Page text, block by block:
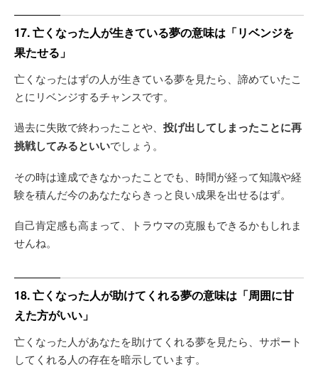
17. 亡くなった人が生きている夢の意味は「リベンジを
果たせる」
亡くなったはずの人が生きている夢を見たら、諦めていたこ
とにリベンジするチャンスです。
過去に失敗で終わったことや、 投げ出してしまったことに再
挑戦してみるといいでしょう。
その時は達成できなかったことでも、時間が経って知識や経
験を積んだ今のあなたならきっと良い成果を出せるはず。
自己肯定感も高まって、トラウマの克服もできるかもしれま
せんね。
18. 亡くなった人が助けてくれる夢の意味は「周囲に甘
えた方がいい」
亡くなった人があなたを助けてくれる夢を見たら、サポート
してくれる人の存在を暗示しています。